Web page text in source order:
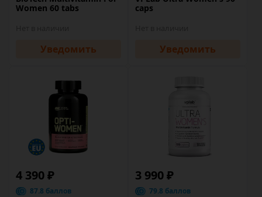
Women 60 tabs
Уведомить
caps
Уведомить
4 390 ₽
87.8 баллов
3 990 ₽
79.8 баллов